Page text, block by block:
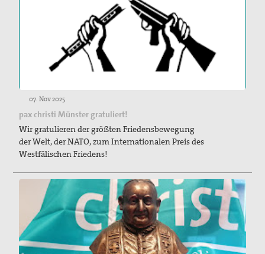
Hintergrund: Papst Johannes XXIII und II.
Vatikanisches Konzil
Spiritueller Impuls
Spenden Friedensreferent
Aktionen / Projekte
Mitglied werden!
Mitgliedschaft verschenken
Spenden und Fördern
07. Nov 2025
pax christi Münster gratuliert!
Wir gratulieren der größten Friedensbewegung
der Welt, der NATO, zum Internationalen Preis des
Westfälischen Friedens!